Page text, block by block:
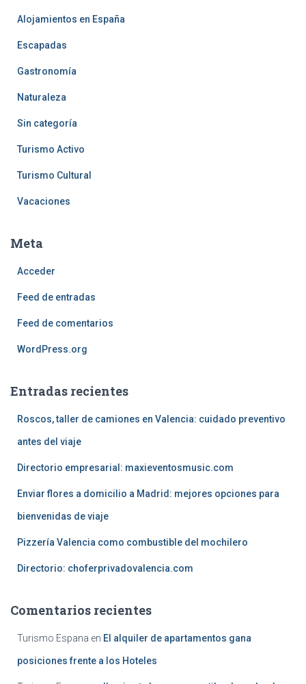
Alojamientos en España
Escapadas
Gastronomía
Naturaleza
Sin categoría
Turismo Activo
Turismo Cultural
Vacaciones
Meta
Acceder
Feed de entradas
Feed de comentarios
WordPress.org
Entradas recientes
Roscos, taller de camiones en Valencia: cuidado preventivo
antes del viaje
Directorio empresarial: maxieventosmusic.com
Enviar flores a domicilio a Madrid: mejores opciones para
bienvenidas de viaje
Pizzería Valencia como combustible del mochilero
Directorio: choferprivadovalencia.com
Comentarios recientes
Turismo Espana en El alquiler de apartamentos gana
posiciones frente a los Hoteles